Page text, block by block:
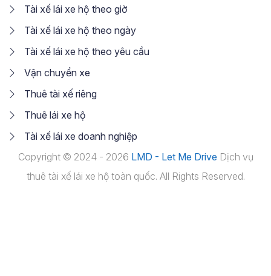
Tài xế lái xe hộ theo giờ
Tài xế lái xe hộ theo ngày
Tài xế lái xe hộ theo yêu cầu
Vận chuyển xe
Thuê tài xế riêng
Thuê lái xe hộ
Tài xế lái xe doanh nghiệp
Copyright © 2024 - 2026 LMD - Let Me Drive Dịch vụ
thuê tài xế lái xe hộ toàn quốc. All Rights Reserved.